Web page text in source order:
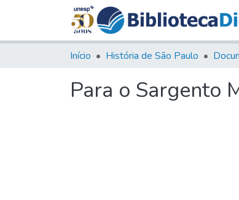
Início História de São Paulo
Para o Sargento